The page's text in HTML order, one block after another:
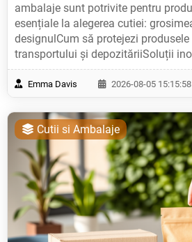
Emma Davis 2026-08-05 15:15:58
Cutii si Ambalaje